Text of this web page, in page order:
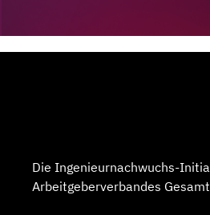
Die Ingenieurnachwuchs-
Arbeitgeberverbandes